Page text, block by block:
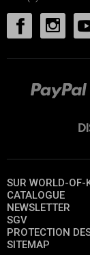
SUR WORLD-OF-
CATALOGUE
NEWSLETTER
SGV
PROTECTION
SITEMAP